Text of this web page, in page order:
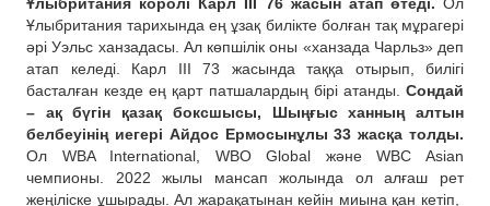
Ұлыбритания тарихында ең ұзақ билікте болған тақ мұрагері
әрі Уэльс ханзадасы. Ал көпшілік оны «ханзада Чарльз» деп
атап келеді. Карл III 73 жасында таққа отырып, билігі
басталған кезде ең қарт патшалардың бірі атанды. Сондай
– ақ бүгін қазақ боксшысы, Шыңғыс ханның алтын
белбеуінің иегері Айдос Ермосынұлы 33 жасқа толды.
Ол WBA International, WBO Global және WBC Asian
чемпионы. 2022 жылы мансап жолында ол алғаш рет
жеңіліске ұшырады. Ал жарақатынан кейін миына қан кетіп,